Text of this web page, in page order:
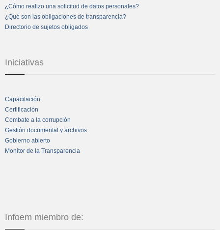
¿Cómo realizo una solicitud de datos personales?
¿Qué son las obligaciones de transparencia?
Directorio de sujetos obligados
Iniciativas
Capacitación
Certificación
Combate a la corrupción
Gestión documental y archivos
Gobierno abierto
Monitor de la Transparencia
Infoem miembro de: